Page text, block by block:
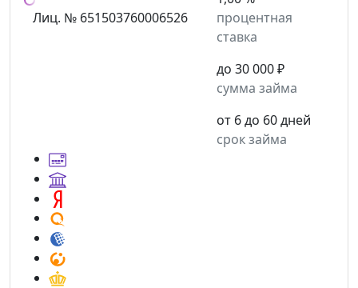
Лиц. № 651503760006526
процентная
ставка
до 30 000 ₽
сумма займа
от 6 до 60 дней
срок займа